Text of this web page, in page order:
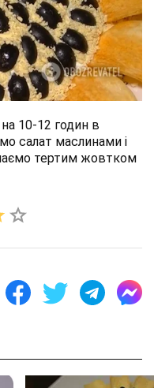
10-12 годин в
салат маслинами і
тертим жовтком